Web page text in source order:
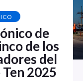
de
de los
del
2025